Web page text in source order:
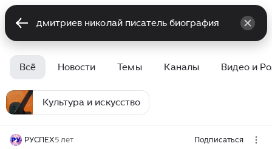
Всё Новости Темы Каналы Видео и
Культура и искусство
РУСПЕХ5 лет Подписаться